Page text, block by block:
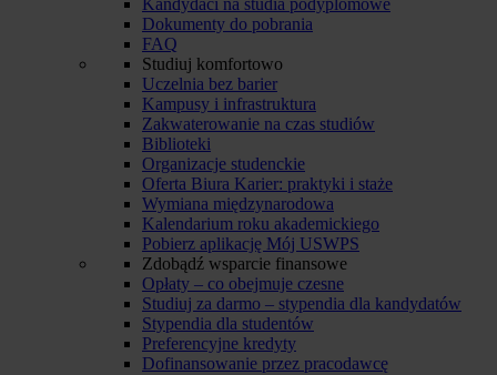
Kandydaci na studia podyplomowe
Dokumenty do pobrania
FAQ
Studiuj komfortowo
Uczelnia bez barier
Kampusy i infrastruktura
Zakwaterowanie na czas studiów
Biblioteki
Organizacje studenckie
Oferta Biura Karier: praktyki i staże
Wymiana międzynarodowa
Kalendarium roku akademickiego
Pobierz aplikację Mój USWPS
Zdobądź wsparcie finansowe
Opłaty – co obejmuje czesne
Studiuj za darmo – stypendia dla kandydatów
Stypendia dla studentów
Preferencyjne kredyty
Dofinansowanie przez pracodawcę